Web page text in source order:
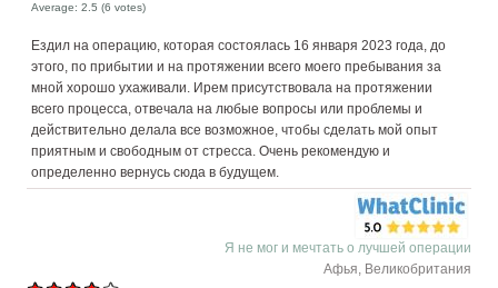
Average:2.5 (6 votes)
Ездил на операцию, которая состоялась 16 января 2023 года, до
этого, по прибытии и на протяжении всего моего пребывания за
мной хорошо ухаживали. Ирем присутствовала на протяжении
всего процесса, отвечала на любые вопросы или проблемы и
действительно делала все возможное, чтобы сделать мой опыт
приятным и свободным от стресса. Очень рекомендую и
определенно вернусь сюда в будущем.
Я не мог и мечтать о лучшей операции
Афья, Великобритания